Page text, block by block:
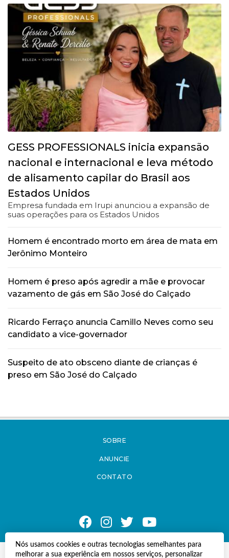
Nós usamos cookies e outras tecnologias semelhantes para
melhorar a sua experiência em nossos serviços, personalizar
GESS PROFESSIONALS inicia expansão
nacional e internacional e leva método
de alisamento capilar do Brasil aos
Estados Unidos
Empresa fundada em Irupi anunciou a expansão de
suas operações para os Estados Unidos
Homem é encontrado morto em área de mata em
Jerônimo Monteiro
Homem é preso após agredir a mãe e provocar
vazamento de gás em São José do Calçado
Ricardo Ferraço anuncia Camillo Neves como seu
candidato a vice-governador
Suspeito de ato obsceno diante de crianças é
preso em São José do Calçado
SOBRE
ANUNCIE
CONTATO
© Copyright 2021 A Notícia do Caparaó.